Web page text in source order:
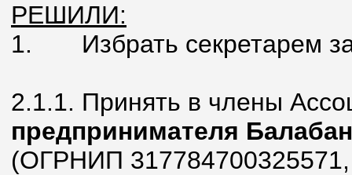
РЕШИЛИ:
1. Избрать секретарем
2.1.1. Принять в члены
предпринимателя
(ОГРНИП